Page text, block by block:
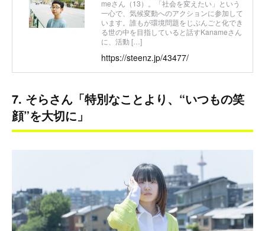
meさん（13）。「社会を変えたい」という
一心で、気候変動へのアクションに参加して
います。誰もが環境問題をじぶんごと化でき
る世の中を目指していると話すKanameさん
に、活動 […]
https://steenz.jp/43477/
7. そらさん「特別なことより、“いつもの笑
顔”を大切に」